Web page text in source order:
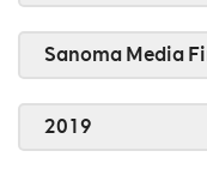
Sanoma Media
2019